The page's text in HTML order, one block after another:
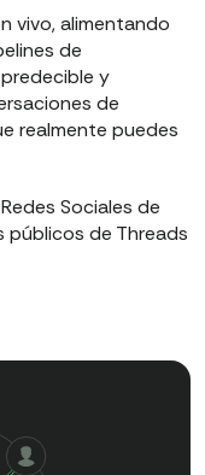
vivo, alimentando
de
y
de
realmente puedes
Sociales de
de Threads